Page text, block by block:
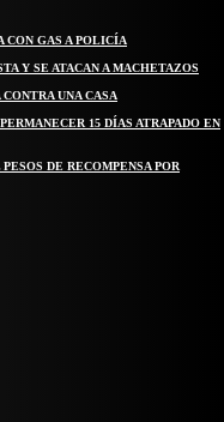
CON GAS A POLICÍA
Y SE ATACAN A MACHETAZOS
UNA CASA
15 DÍAS ATRAPADO EN
DE RECOMPENSA POR